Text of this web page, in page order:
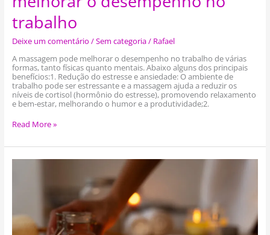
trabalho
Deixe um comentário /Sem categoria/ Rafael
A massagem pode melhorar o desempenho no trabalho de várias
formas, tanto físicas quanto mentais. Abaixo alguns dos principais
benefícios:1. Redução do estresse e ansiedade: O ambiente de
trabalho pode ser estressante e a massagem ajuda a reduzir os
níveis de cortisol (hormônio do estresse), promovendo relaxamento
e bem-estar, melhorando o humor e a produtividade;2.
Read More »
Massagem